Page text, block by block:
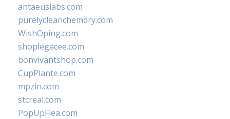
antaeuslabs.com
purelycleanchemdry.com
WishOping.com
shoplegacee.com
bonvivantshop.com
CupPlante.com
mpzin.com
stcreal.com
PopUpFlea.com